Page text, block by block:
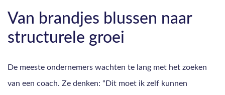
Van brandjes blussen naar
structurele groei
De meeste ondernemers wachten te lang met het zoeken
van een coach. Ze denken: “Dit moet ik zelf kunnen